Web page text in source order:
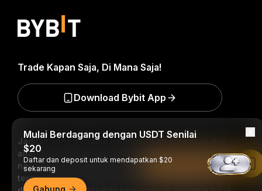
Jadilah yang pertama mendapatkan wawasan dan
analisis kritis dunia kripto: berlangganan sekarang ke
nawala kami.Semua bentuk investasi memiliki risiko,
termasuk risiko kehilangan semua jumlah yang
Trade Kapan Saja, Di Mana Saja!
Download Bybit App
Mulai Berdagang dengan USDT Senilai
$20
Daftar dan deposit untuk mendapatkan $20
sekarang
Gabung
Baca di Aplikasi Bybit